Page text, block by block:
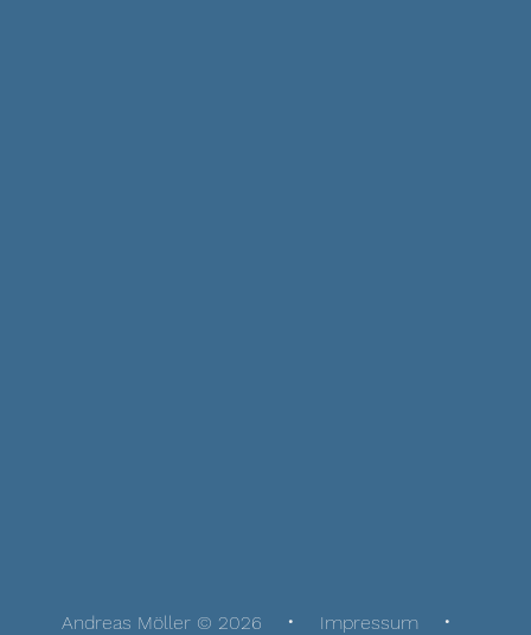
Andreas Möller © 2026 Impressum